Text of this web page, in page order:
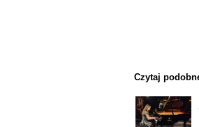
Czytaj